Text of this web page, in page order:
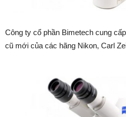
Công ty cổ phần Bimetech cung
cũ mới của các hãng Nikon, Carl